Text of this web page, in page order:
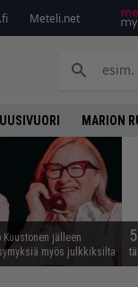
Meteli.net
UUSIVUORI MARION
Kuustonen jälleen
myös julkkiksilta